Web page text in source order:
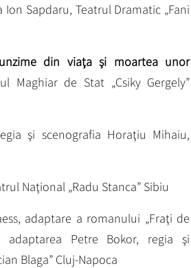
Ion Sapdaru, Teatrul Dramatic „Fani
din viaţa şi moartea unor
Maghiar de Stat „Csiky Gergely”
şi scenografia Horaţiu Mihaiu,
Naţional „Radu Stanca” Sibiu
adaptare a romanului „Fraţi de
adaptarea Petre Bokor, regia şi
Blaga” Cluj-Napoca